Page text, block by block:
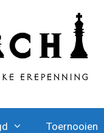
Toernooien